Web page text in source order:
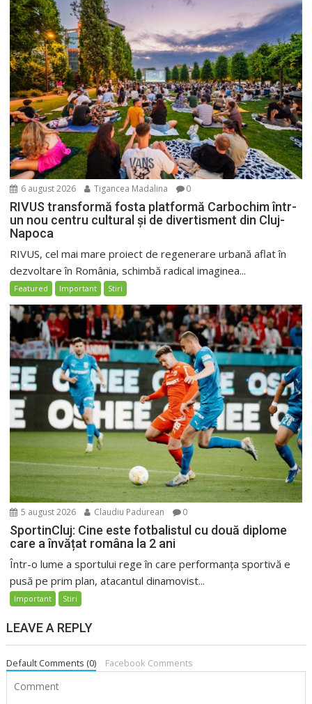
6 august 2026 Tigancea Madalina 0
RIVUS transformă fosta platformă Carbochim într-
un nou centru cultural și de divertisment din Cluj-
Napoca
RIVUS, cel mai mare proiect de regenerare urbană aflat în
dezvoltare în România, schimbă radical imaginea...
Featured Important Stiri
5 august 2026 Claudiu Padurean 0
SportinCluj: Cine este fotbalistul cu două diplome
care a învățat româna la 2 ani
Într-o lume a sportului rege în care performanța sportivă e
pusă pe prim plan, atacantul dinamovist...
Important Stiri
LEAVE A REPLY
Default Comments (0) Facebook Comments